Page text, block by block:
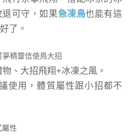
可守，如果急凍鳥也能有這
了。
、大招飛翔+冰凍之風。
使用，體質屬性跟小招都不